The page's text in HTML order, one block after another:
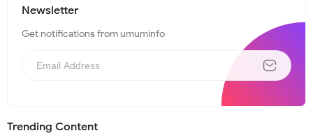
Newsletter
Get notifications from umuminfo
Trending Content